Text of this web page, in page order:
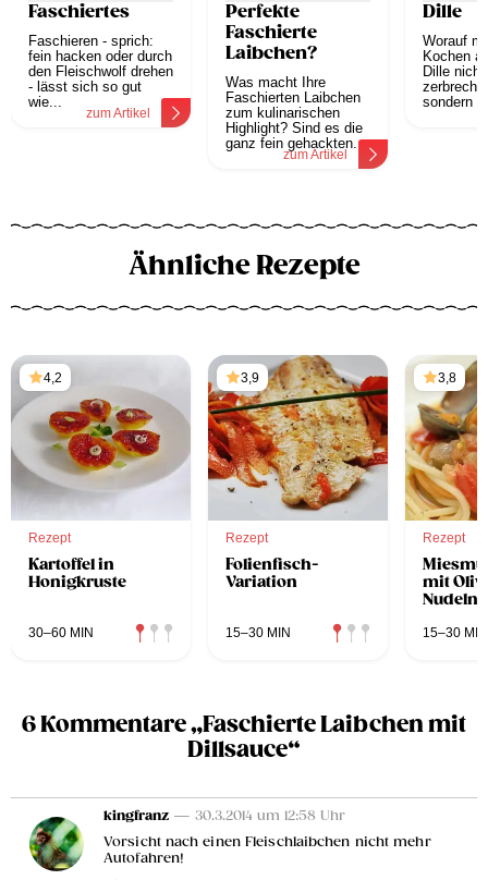
Faschiertes
Faschieren - sprich:
fein hacken oder durch
den Fleischwolf drehen
- lässt sich so gut
wie...
zum Artikel
Perfekte
Faschierte
Laibchen?
Was macht Ihre
Faschierten Laibchen
zum kulinarischen
Highlight? Sind es die
ganz fein gehackten...
zum Artikel
Dille
Worauf
Kochen
Dille nicht
sondern
Ähnliche Rezepte
4,2
Rezept
Kartoffel in
Honigkruste
30–60 MIN
3,9
Rezept
Folienfisch-
Variation
15–30 MIN
3,8
Rezept
mit
Nudeln
15–30 MIN
6 Kommentare „Faschierte Laibchen mit
Dillsauce“
kingfranz — 30.3.2014 um 12:58 Uhr
Vorsicht nach einen Fleischlaibchen nicht mehr
Autofahren!